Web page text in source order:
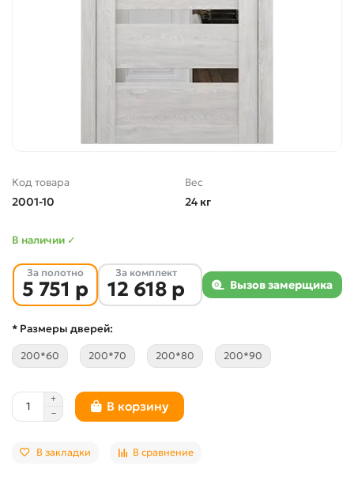
Код товара
2001-10
Вес
24 кг
В наличии ✓
За полотно
5 751 р
За комплект
12 618 р Вызов замерщика
* Размеры дверей:
200*60 200*70 200*80 200*90
В корзину
В закладки В сравнение